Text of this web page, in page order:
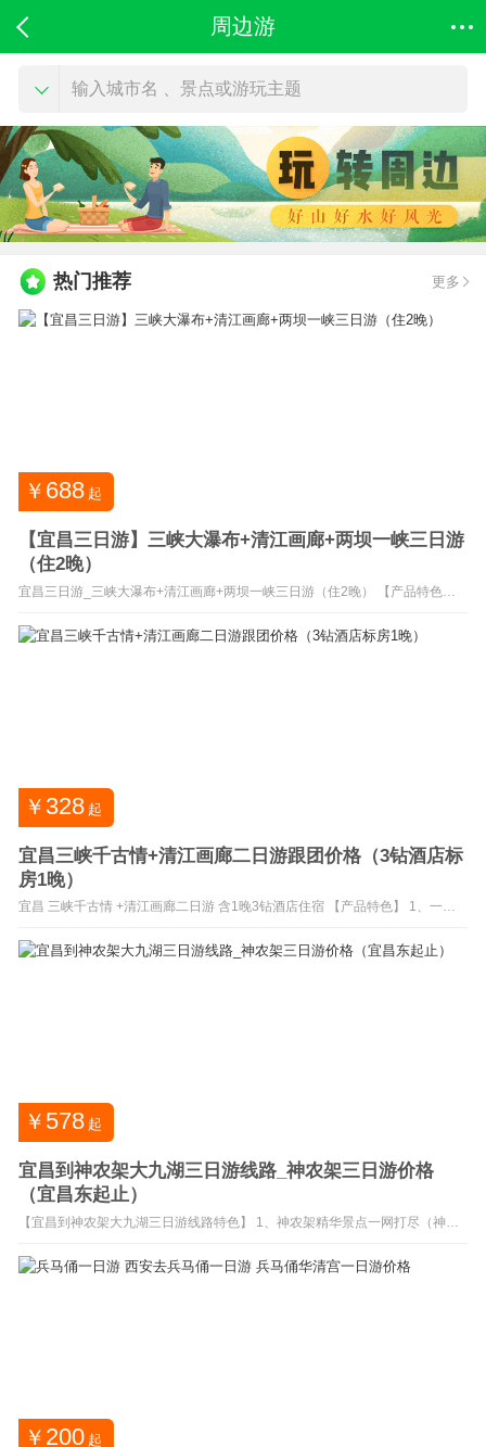
周边游
输入城市名 、景点或游玩主题
热门推荐 更多
￥ 688 起
【宜昌三日游】三峡大瀑布+清江画廊+两坝一峡三日游
（住2晚）
宜昌三日游_三峡大瀑布+清江画廊+两坝一峡三日游（住2晚） 【产品特色】
美如画，三百里 画廊 在长阳”。巴人故里、美丽清江 3、游览世纪工程、国之
重器— 三峡大坝 ，感受世纪伟业！ 4、乘坐 两坝一峡 游船过葛洲坝船闸体
￥ 328 起
宜昌三峡千古情+清江画廊二日游跟团价格（3钻酒店标
房1晚）
宜昌 三峡千古情 +清江画廊二日游 含1晚3钻酒店住宿 【产品特色】 1、一生
AAAAA级风景名胜 清江画廊 （游船慢游） 3、住宿升级1晚3钻 品牌连锁酒店
宜昌二日游三峡千古情+清江画廊预定咨询：0717-6525606、18908600401
￥ 578 起
宜昌到神农架大九湖三日游线路_神农架三日游价格
（宜昌东起止）
【宜昌到神农架大九湖三日游线路特色】 1、神农架精华景点一网打尽（神农
地、驯鹿苑喂养梅花鹿、九湖晨雾； 3、木鱼镇一晚+大九湖坪阡镇一晚住宿更
养生 4、湖北休闲度假推荐神农架大九湖三日游线路。 【宜昌神农架大九湖三
￥ 200 起